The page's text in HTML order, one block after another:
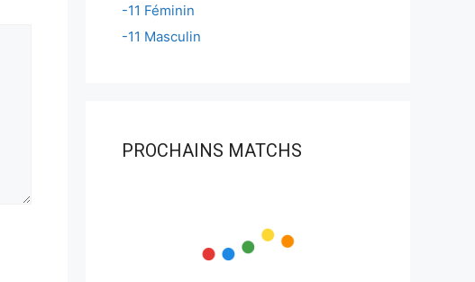
-11 Féminin
-11 Masculin
PROCHAINS MATCHS